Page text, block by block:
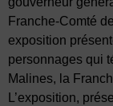
Franche-Comté
exposition
personnages qui
Malines, la
L’exposition,